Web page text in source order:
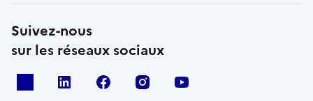
Suivez-nous
sur les réseaux sociaux
Linkedin Facebook Instagram